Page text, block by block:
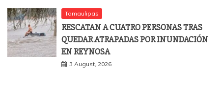
Tamaulipas
RESCATAN A CUATRO PERSONAS TRAS
QUEDAR ATRAPADAS POR INUNDACIÓN
EN REYNOSA
3 August, 2026